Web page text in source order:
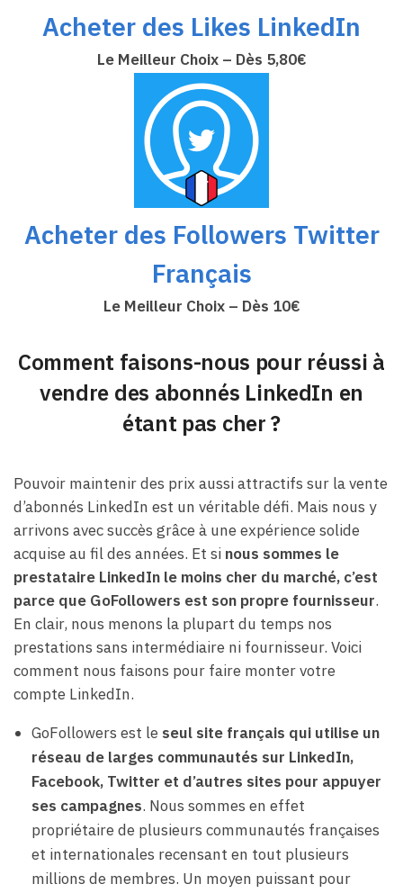
Acheter des Likes LinkedIn
Le Meilleur Choix – Dès 5,80€
Acheter des Followers Twitter
Français
Le Meilleur Choix – Dès 10€
Comment faisons-nous pour réussi à
vendre des abonnés LinkedIn en
étant pas cher ?
Pouvoir maintenir des prix aussi attractifs sur la vente
d’abonnés LinkedIn est un véritable défi. Mais nous y
arrivons avec succès grâce à une expérience solide
acquise au fil des années. Et si nous sommes le
prestataire LinkedIn le moins cher du marché, c’est
parce que GoFollowers est son propre fournisseur.
En clair, nous menons la plupart du temps nos
prestations sans intermédiaire ni fournisseur. Voici
comment nous faisons pour faire monter votre
compte LinkedIn.
GoFollowers est le seul site français qui utilise un
réseau de larges communautés sur LinkedIn,
Facebook, Twitter et d’autres sites pour appuyer
ses campagnes. Nous sommes en effet
propriétaire de plusieurs communautés françaises
et internationales recensant en tout plusieurs
millions de membres. Un moyen puissant pour